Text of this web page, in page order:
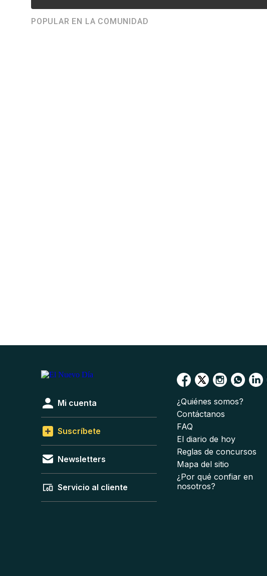
POPULAR EN LA COMUNIDAD
Mi cuenta
Suscríbete
Newsletters
Servicio al cliente
¿Quiénes somos?
Contáctanos
FAQ
El diario de hoy
Reglas de concursos
Mapa del sitio
¿Por qué confiar en
nosotros?